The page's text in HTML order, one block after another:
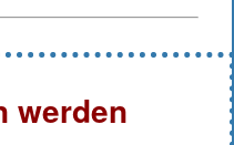
werden